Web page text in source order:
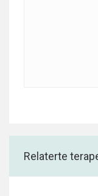
Relaterte